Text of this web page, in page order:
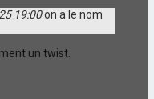
19:00on a le nom
un twist.